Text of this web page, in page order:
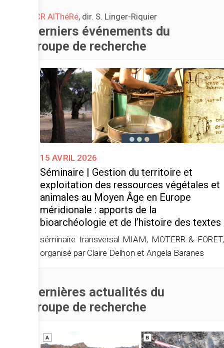
PCR AlThéRé, dir. S. Linger-Riquier
Derniers événements du
groupe de recherche
15 avril 2026
Séminaire | Gestion du territoire et
exploitation des ressources végétales et
animales au Moyen Âge en Europe
méridionale : apports de la
bioarchéologie et de l’histoire des textes
séminaire transversal MIAM, MOTERR &
organisé par Claire Delhon et Angela Baranes
Dernières actualités du
groupe de recherche